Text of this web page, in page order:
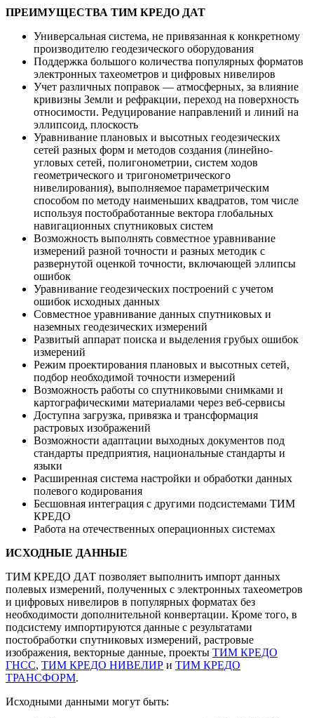
ПРЕИМУЩЕСТВА ТИМ КРЕДО ДАТ
Универсальная система, не привязанная к конкретному
производителю геодезического оборудования
Поддержка большого количества популярных форматов
электронных тахеометров и цифровых нивелиров
Учет различных поправок — атмосферных, за влияние
кривизны Земли и рефракции, переход на поверхность
относимости. Редуцирование направлений и линий на
эллипсоид, плоскость
Уравнивание плановых и высотных геодезических
сетей разных форм и методов создания (линейно-
угловых сетей, полигонометрии, систем ходов
геометрического и тригонометрического
нивелирования), выполняемое параметрическим
способом по методу наименьших квадратов, том числе
используя постобработанные вектора глобальных
навигационных спутниковых систем
Возможность выполнять совместное уравнивание
измерений разной точности и разных методик с
развернутой оценкой точности, включающей эллипсы
ошибок
Уравнивание геодезических построений с учетом
ошибок исходных данных
Совместное уравнивание данных спутниковых и
наземных геодезических измерений
Развитый аппарат поиска и выделения грубых ошибок
измерений
Режим проектирования плановых и высотных сетей,
подбор необходимой точности измерений
Возможность работы со спутниковыми снимками и
картографическими материалами через веб-сервисы
Доступна загрузка, привязка и трансформация
растровых изображений
Возможности адаптации выходных документов под
стандарты предприятия, национальные стандарты и
языки
Расширенная система настройки и обработки данных
полевого кодирования
Бесшовная интеграция с другими подсистемами ТИМ
КРЕДО
Работа на отечественных операционных системах
ИСХОДНЫЕ ДАННЫЕ
ТИМ КРЕДО ДАТ позволяет выполнить импорт данных
полевых измерений, полученных с электронных тахеометров
и цифровых нивелиров в популярных форматах без
необходимости дополнительной конвертации. Кроме того, в
подсистему импортируются данные с результатами
постобработки спутниковых измерений, растровые
изображения, векторные данные, проекты ТИМ КРЕДО
ГНСС, ТИМ КРЕДО НИВЕЛИР и ТИМ КРЕДО
ТРАНСФОРМ.
Исходными данными могут быть: